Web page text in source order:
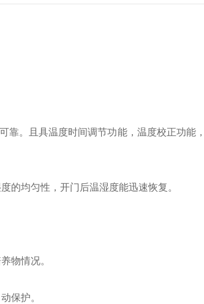
靠。且具温度时间调节功能，温度校正功能
的均匀性，开门后温湿度能迅速恢复。
物情况。
保护。